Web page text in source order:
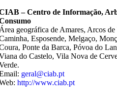
– Centro de Informação,
geográfica de Amares, Arcos
Esposende, Melgaço,
Ponte da Barca, Póvoa do
do Castelo, Vila Nova de
geral@ciab.pt
http://www.ciab.pt